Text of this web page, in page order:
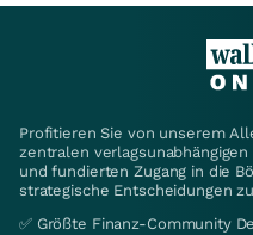
Profitieren Sie von unserem
zentralen
und fundierten Zugang in die
strategische Entscheidungen
✅ Größte Finanz-Community